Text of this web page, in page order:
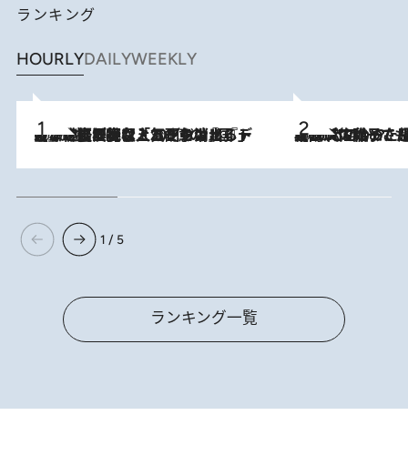
ランキング
HOURLYDAILYWEEKLY
2026.8.5
【なぜ吉沢亮は「気配を消せる」のか？】興行収入208億の『国宝』を経て挑むミュージカル『ディア・エヴァン・ハンセン』。トップ俳優が舞台上でさらけ出した“孤独”とは 2026.8.5
【阿川佐和子さんの年とる力】なぜ70代で始めた趣味は“こんなに楽しい”のか？ ピアノ、俳句…スランプに陥っても続けられる“ある秘訣”とは
1 / 5
ランキング一覧